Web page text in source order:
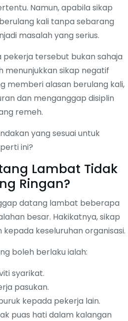
Namun, apabila sikap
kali tanpa sebarang
masalah yang serius.
tersebut bukan sahaja
menunjukkan sikap negatif
memberi alasan berulang kali,
dan menganggap disiplin
remeh.
yang sesuai untuk
ini?
Lambat Tidak
Ringan?
datang lambat beberapa
besar. Hakikatnya, sikap
keseluruhan organisasi.
boleh berlaku ialah:
syarikat.
pasukan.
kepada pekerja lain.
puas hati dalam kalangan